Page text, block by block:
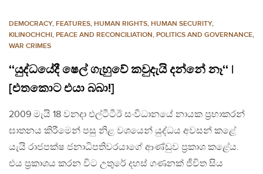
DEMOCRACY, FEATURES, HUMAN RIGHTS, HUMAN SECURITY,
KILINOCHCHI, PEACE AND RECONCILIATION, POLITICS AND GOVERNANCE,
WAR CRIMES
‘‘යුද්ධයේදී ෂෙල් ගැහුවේ කවුදැයි දන්නේ නෑ‘‘ |
[එතකොට එයා බබා!]
2009 මැයි 18 වනදා එල්ටීටීඊ සංවිධානයේ නායක ප්‍රභාකරන්
ඝාතනය කිරීමෙන් පසු නිළ වශයෙන් යුද්ධය අවසන් කළේ
යැයි රාජපක්ෂ ජනාධිපතිවරයාගේ ආණ්ඩුව ප්‍රකාශ කළේය.
එය ප්‍රකාශය කරන විට උතුරේ දහස් ගණනක් ජීවිත සිය